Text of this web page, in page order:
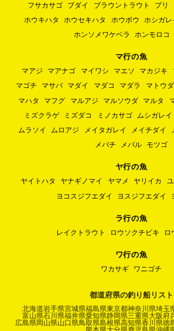
フサカサゴ
ブダイ ブラウントラウト ブリ
ホウキハタ
ホウセキハタ ホウボウ ホシガレ
ホンソメワケベラ
ホンモロコ
マ行の魚
マアジ マアナゴ マイワシ マエソ マカジキ
マゴチ
マサバ マダイ マダコ マダラ マトウ
マハタ
マフグ マルアジ マルソウダ マルタ
ミズクラゲ
ミズダコ ミノカサゴ ムシガレイ
ムラソイ
ムロアジ メイタガレイ メイチダイ
メバチ
メバル モツゴ
ヤ行の魚
ヤイトハタ ヤナギノマイ ヤマメ ヤリイカ
ヨコスジフエダイ
ヨスジフエダイ
ラ行の魚
レイクトラウト ロウソクチビキ ロ
ワ行の魚
ワカサギ ワニゴチ
都道府県の釣り船リスト
北海道岩手県宮城県福島県東京都神奈川県埼玉
富山県石川県福井県愛知県静岡県三重県大阪府
広島県岡山県山口県鳥取県島根県高知県香川県徳